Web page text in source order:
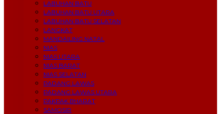
LABUHAN BATU
LABUHAN BATU UTARA
LABUHAN BATU SELATAN
LANGKAT
MANDAILING NATAL
NIAS
NIAS UTARA
NIAS BARAT
NIAS SELATAN
PADANG LAWAS
PADANG LAWAS UTARA
PAKPAK BHARAT
SAMOSIR